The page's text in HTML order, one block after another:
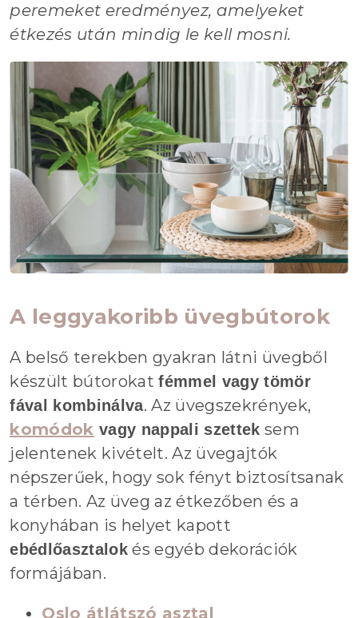
peremeket eredményez, amelyeket
étkezés után mindig le kell mosni.
A leggyakoribb üvegbútorok
A belső terekben gyakran látni üvegből
készült bútorokatfémmel vagy tömör
fával kombinálva. Az üvegszekrények,
komódok vagy nappali szettek sem
jelentenek kivételt. Az üvegajtók
népszerűek, hogy sok fényt biztosítsanak
a térben. Az üveg az étkezőben és a
konyhában is helyet kapott
ebédlőasztalokés egyéb dekorációk
formájában.
Oslo átlátszó asztal